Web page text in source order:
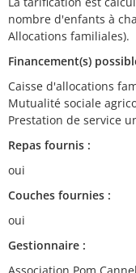
nombre d'enfants à
Allocations familiales).
Financement(s)
Caisse d'allocations
Mutualité sociale
Prestation de service
Repas fournis :
oui
Couches fournies :
oui
Gestionnaire :